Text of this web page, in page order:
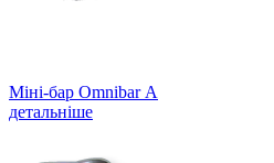
Міні-бар Omnibar А
детальніше